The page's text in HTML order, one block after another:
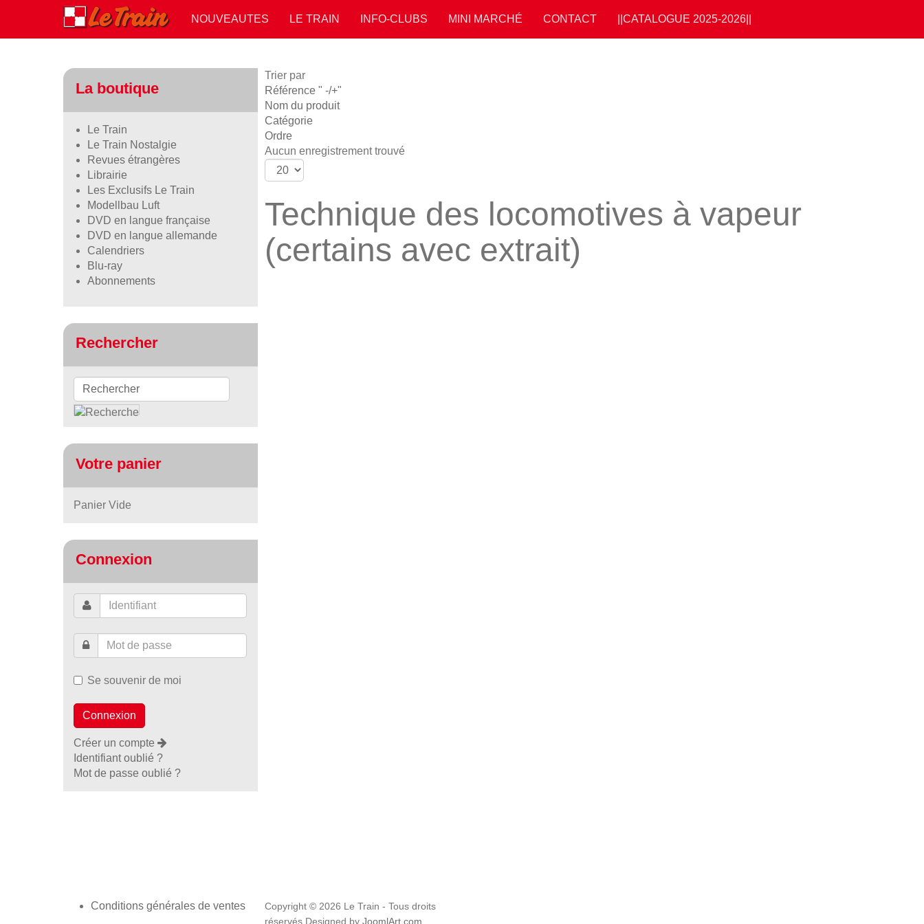
NOUVEAUTES LE TRAIN INFO-CLUBS MINI MARCHÉ CONTACT ||CATALOGUE 2025-2026||
Trier par
Référence " -/+"
Nom du produit
Catégorie
Ordre
Aucun enregistrement trouvé
Technique des locomotives à vapeur
(certains avec extrait)
La boutique
Le Train
Le Train Nostalgie
Revues étrangères
Librairie
Les Exclusifs Le Train
Modellbau Luft
DVD en langue française
DVD en langue allemande
Calendriers
Blu-ray
Abonnements
Rechercher
Votre panier
Panier Vide
Connexion
Se souvenir de moi
Créer un compte
Identifiant oublié ?
Mot de passe oublié ?
Conditions générales de ventes
Copyright © 2026 Le Train - Tous droits
réservés Designed by JoomlArt.com